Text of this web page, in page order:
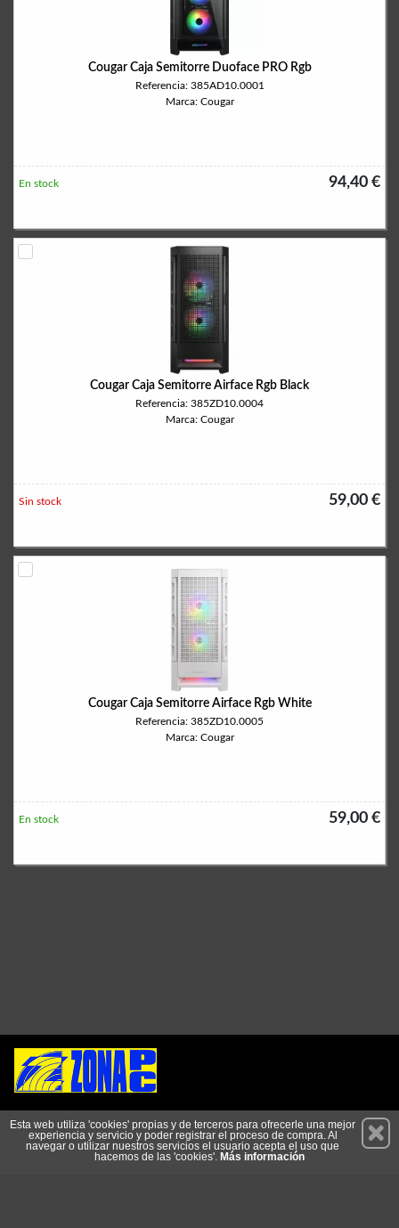
Cougar Caja Semitorre Duoface PRO Rgb
Referencia: 385AD10.0001
Marca: Cougar
94,40 €
En stock
Cougar Caja Semitorre Airface Rgb Black
Referencia: 385ZD10.0004
Marca: Cougar
59,00 €
Sin stock
Cougar Caja Semitorre Airface Rgb White
Referencia: 385ZD10.0005
Marca: Cougar
59,00 €
En stock
Suscríbete
Esta web utiliza 'cookies' propias y de terceros para ofrecerle una mejor
experiencia y servicio y poder registrar el proceso de compra. Al
navegar o utilizar nuestros servicios el usuario acepta el uso que
hacemos de las 'cookies'. Más información